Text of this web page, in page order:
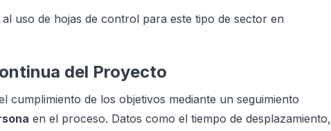
al uso de hojas de control para este tipo de sector en
del Proyecto
cumplimiento de los objetivos mediante un seguimiento
en el proceso. Datos como el tiempo de desplazamiento,